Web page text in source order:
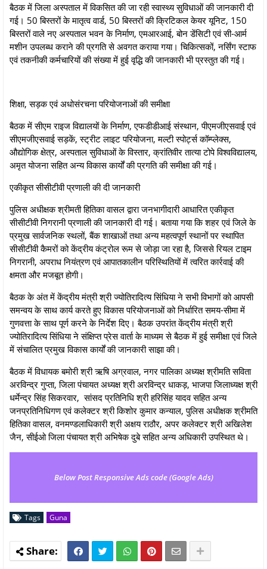
बैठक में जिला अस्पताल में विकसित की जा रही स्वास्थ्य सुविधाओं की जानकारी दी
गई। 50 बिस्तरों के मातृत्व वार्ड, 50 बिस्तरों की क्रिटिकल केयर यूनिट, 150
बिस्तरों वाले नए अस्पताल भवन के निर्माण, एमआरआई, बोन डेंसिटी एवं सी-आर्म
मशीन उपलब्ध कराने की प्रगति से अवगत कराया गया। चिकित्सकों, नर्सिंग स्टाफ
एवं तकनीकी कर्मचारियों की संख्या में हुई वृद्धि की जानकारी भी प्रस्तुत की गई।
शिक्षा, सड़क एवं अधोसंरचना परियोजनाओं की समीक्षा
बैठक में सीएम राइज विद्यालयों के निर्माण, एफडीडीआई संस्थान, पीएमजीएसवाई एवं
सीएमजीएसवाई सड़कें, स्ट्रीट लाइट परियोजना, मल्टी स्पोर्ट्स कॉम्प्लेक्स,
औद्योगिक क्षेत्र, अस्पताल सुविधाओं के विस्तार, क्रांतिवीर तात्या टोपे विश्वविद्यालय,
अमृत योजना सहित अन्य विकास कार्यों की प्रगति की समीक्षा की गई।
एकीकृत सीसीटीवी प्रणाली की दी जानकारी
पुलिस अधीक्षक श्रीमती हितिका वासल द्वारा जनभागीदारी आधारित एकीकृत
सीसीटीवी निगरानी प्रणाली की जानकारी दी गई। बताया गया कि शहर एवं जिले के
प्रमुख सार्वजनिक स्थलों, बैंक शाखाओं तथा अन्य महत्वपूर्ण स्थानों पर स्थापित
सीसीटीवी कैमरों को केंद्रीय कंट्रोल रूम से जोड़ा जा रहा है, जिससे रियल टाइम
निगरानी, अपराध नियंत्रण एवं आपातकालीन परिस्थितियों में त्वरित कार्रवाई की
क्षमता और मजबूत होगी।
बैठक के अंत में केंद्रीय मंत्री श्री ज्योतिरादित्य सिंधिया ने सभी विभागों को आपसी
समन्वय के साथ कार्य करते हुए विकास परियोजनाओं को निर्धारित समय-सीमा में
गुणवत्ता के साथ पूर्ण करने के निर्देश दिए। बैठक उपरांत केंद्रीय मंत्री श्री
ज्योतिरादित्य सिंधिया ने संक्षिप्त प्रेस वार्ता के माध्यम से बैठक में हुई समीक्षा एवं जिले
में संचालित प्रमुख विकास कार्यों की जानकारी साझा की।
बैठक में विधायक बमोरी श्री ऋषि अग्रवाल, नगर पालिका अध्‍यक्ष श्रीमति सविता
अरविन्‍द्र गुप्‍ता, जिला पंचायत अध्‍यक्ष श्री अरविन्‍द्र धाकड़, भाजपा जिलाध्‍यक्ष श्री
धर्मेन्‍द्र सिंह सिकरवार, सांसद प्रतिनिधि श्री हरिसिंह यादव सहित अन्‍य
जनप्रतिनिधिगण एवं कलेक्‍टर श्री किशोर कुमार कन्‍याल, पुलिस अधीक्षक श्रीमति
हितिका वासल, वनमण्‍डलाधिकारी श्री अक्षय राठौर, अपर कलेक्‍टर श्री अखिलेश
जैन, सीईओ जिला पंचायत श्री अभिषेक दुबे सहित अन्‍य अधिकारी उपस्थित थे।
Below Post Responsive Ads code (Google Ads)
Tags Guna